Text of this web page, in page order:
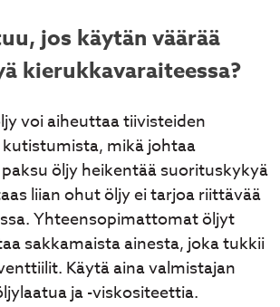
jos käytän väärää
kierukkavaraiteessa?
voi aiheuttaa tiivisteiden
mikä johtaa
öljy heikentää suorituskykyä
liian ohut öljy ei tarjoa riittävää
Yhteensopimattomat öljyt
sakkamaista ainesta, joka tukkii
Käytä aina valmistajan
ja -viskositeettia.